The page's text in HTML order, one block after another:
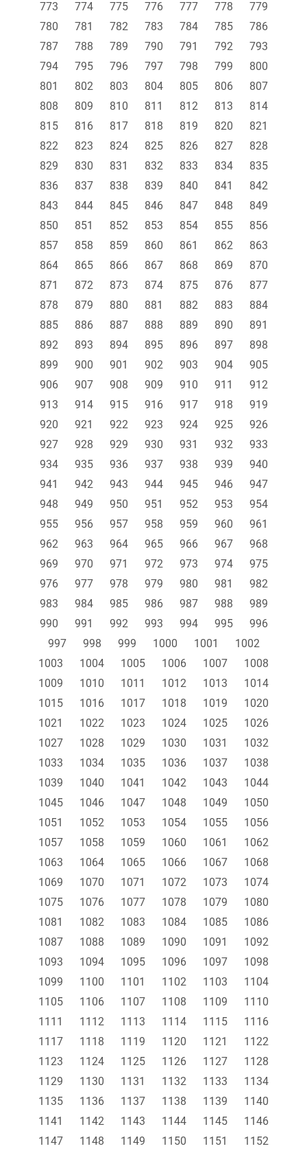
773
774 775 776 777 778
779
780
781 782 783 784 785
786
787
788 789 790 791 792
793
794
795 796 797 798 799
800
801
802 803 804 805 806
807
808
809 810 811 812 813
814
815
816 817 818 819 820
821
822
823 824 825 826 827
828
829
830 831 832 833 834
835
836
837 838 839 840 841
842
843
844 845 846 847 848
849
850
851 852 853 854 855
856
857
858 859 860 861 862
863
864
865 866 867 868 869
870
871
872 873 874 875 876
877
878
879 880 881 882 883
884
885
886 887 888 889 890
891
892
893 894 895 896 897
898
899
900 901 902 903 904
905
906
907 908 909 910 911
912
913
914 915 916 917 918
919
920
921 922 923 924 925
926
927
928 929 930 931 932
933
934
935 936 937 938 939
940
941
942 943 944 945 946
947
948
949 950 951 952 953
954
955
956 957 958 959 960
961
962
963 964 965 966 967
968
969
970 971 972 973 974
975
976
977 978 979 980 981
982
983
984 985 986 987 988
989
990
991 992 993 994 995
996
997
998 999 1000 1001
1002
1003
1004 1005 1006 1007
1008
1009
1010 1011 1012 1013
1014
1015
1016 1017 1018 1019
1020
1021
1022 1023 1024 1025
1026
1027
1028 1029 1030 1031
1032
1033
1034 1035 1036 1037
1038
1039
1040 1041 1042 1043
1044
1045
1046 1047 1048 1049
1050
1051
1052 1053 1054 1055
1056
1057
1058 1059 1060 1061
1062
1063
1064 1065 1066 1067
1068
1069
1070 1071 1072 1073
1074
1075
1076 1077 1078 1079
1080
1081
1082 1083 1084 1085
1086
1087
1088 1089 1090 1091
1092
1093
1094 1095 1096 1097
1098
1099
1100 1101 1102 1103
1104
1105
1106 1107 1108 1109
1110
1111
1112 1113 1114 1115
1116
1117
1118 1119 1120 1121
1122
1123
1124 1125 1126 1127
1128
1129
1130 1131 1132 1133
1134
1135
1136 1137 1138 1139
1140
1141
1142 1143 1144 1145
1146
1147
1148 1149 1150 1151 1152